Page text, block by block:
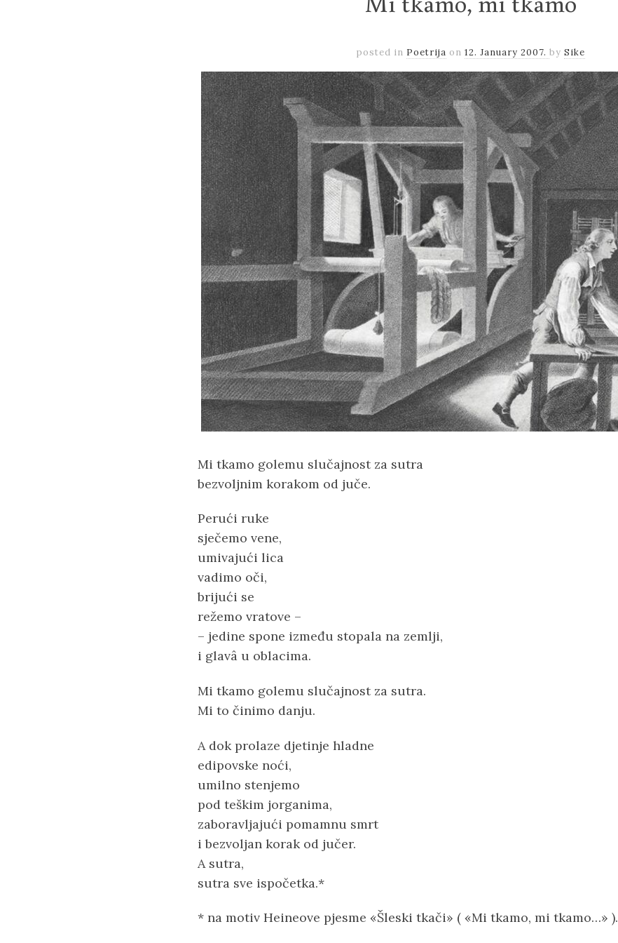
posted in Poetrija on 12. January 2007. by Sike
Mi tkamo golemu slučajnost za sutra
bezvoljnim korakom od juče.
Perući ruke
sječemo vene,
umivajući lica
vadimo oči,
brijući se
režemo vratove –
– jedine spone između stopala na zemlji,
i glavâ u oblacima.
Mi tkamo golemu slučajnost za sutra.
Mi to činimo danju.
A dok prolaze djetinje hladne
edipovske noći,
umilno stenjemo
pod teškim jorganima,
zaboravljajući pomamnu smrt
i bezvoljan korak od jučer.
A sutra,
sutra sve ispočetka.*
* na motiv Heineove pjesme «Šleski tkači» ( «Mi tkamo, mi tkamo…» ).